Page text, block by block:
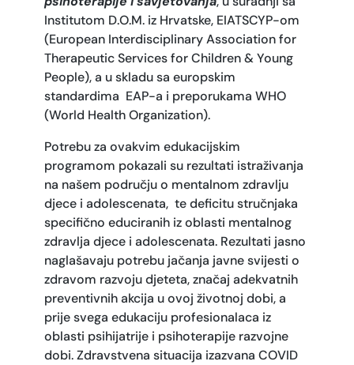
Institutom D.O.M. iz Hrvatske, EIATSCYP-om
(European Interdisciplinary Association for
Therapeutic Services for Children & Young
People), a u skladu sa europskim
standardima EAP-a i preporukama WHO
(World Health Organization).
Potrebu za ovakvim edukacijskim
programom pokazali su rezultati istraživanja
na našem području o mentalnom zdravlju
djece i adolescenata, te deficitu stručnjaka
specifično educiranih iz oblasti mentalnog
zdravlja djece i adolescenata. Rezultati jasno
naglašavaju potrebu jačanja javne svijesti o
zdravom razvoju djeteta, značaj adekvatnih
preventivnih akcija u ovoj životnoj dobi, a
prije svega edukaciju profesionalaca iz
oblasti psihijatrije i psihoterapije razvojne
dobi. Zdravstvena situacija izazvana COVID